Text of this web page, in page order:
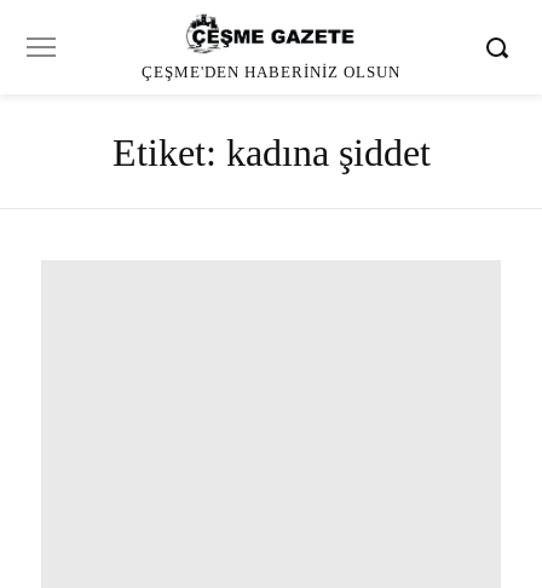
ÇEŞME'DEN HABERINIZ OLSUN
Etiket: kadına şiddet